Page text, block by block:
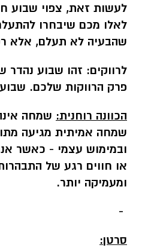
לעשות זאת, צפוי שבוע
לאלו מכם שיבחרו
שהבעיה לא תעלם, אלא
לרווקים: זהו שבוע נהדר
פרק הרווקות שלכם.
הכוונה רוחנית: שמחה
שמחה אמיתית מגיעה
ובמימוש עצמי - כאשר
או חווים רגע של
ומעמיקה יותר.
-
סרטן: